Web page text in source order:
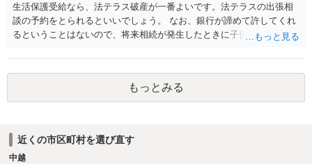
生活保護受給なら、法テラス破産が一番よいです。法テラスの出張相
談の予約をとられるといいでしょう。 なお、銀行が諦めて許してくれ
るということはないので、将来相続が発生したときに子供が負債を相
段をとることもありますが、今の世代のうちに借金は処理することが
望ましいです。
もっとみる
近くの市区町村を選び直す
中越